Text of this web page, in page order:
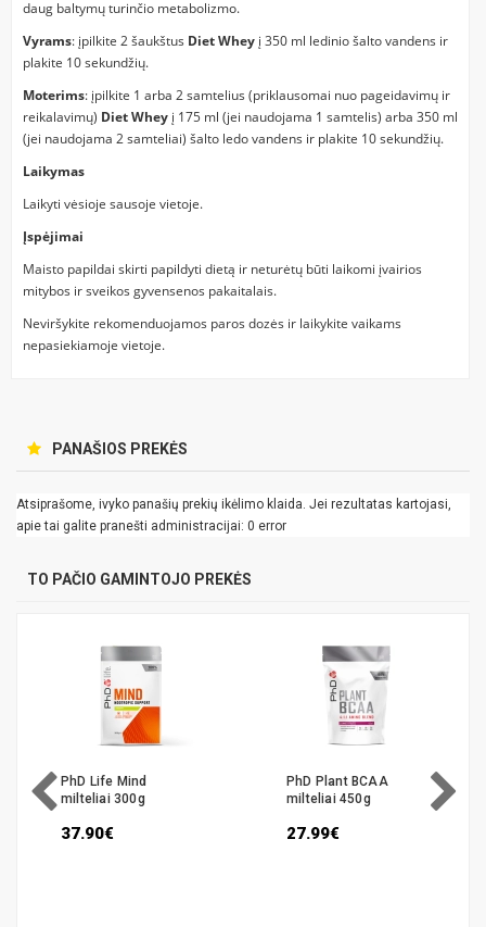
daug baltymų turinčio metabolizmo.
Vyrams: įpilkite 2 šaukštus Diet Whey į 350 ml ledinio šalto vandens ir
plakite 10 sekundžių.
Moterims: įpilkite 1 arba 2 samtelius (priklausomai nuo pageidavimų ir
reikalavimų) Diet Whey į 175 ml (jei naudojama 1 samtelis) arba 350 ml
(jei naudojama 2 samteliai) šalto ledo vandens ir plakite 10 sekundžių.
Laikymas
Laikyti vėsioje sausoje vietoje.
Įspėjimai
Maisto papildai skirti papildyti dietą ir neturėtų būti laikomi įvairios
mitybos ir sveikos gyvensenos pakaitalais.
Neviršykite rekomenduojamos paros dozės ir laikykite vaikams
nepasiekiamoje vietoje.
PANAŠIOS PREKĖS
Atsiprašome, ivyko panašių prekių ikėlimo klaida. Jei rezultatas kartojasi,
apie tai galite pranešti administracijai: 0 error
TO PAČIO GAMINTOJO PREKĖS
PhD Life Mind
milteliai 300g
37.90€
PhD Plant BCAA
milteliai 450g
27.99€